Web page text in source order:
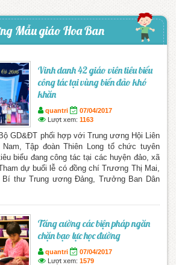
Mẫu giáo Hoa Ban
Vinh danh 42 giáo viên tiêu biểu
công tác tại vùng biển đảo khó
khăn
quantri
07/04/2017
Lượt xem: 1163
GD&ĐT phối hợp với Trung ương Hội Liên
Nam, Tập đoàn Thiên Long tổ chức tuyên
biểu đang công tác tại các huyện đảo, xã
dự buổi lễ có đồng chí Trương Thị Mai,
thư Trung ương Đảng, Trưởng Ban Dân
Tăng cường các biện pháp ngăn
chặn bạo lực học đường
quantri
07/04/2017
Lượt xem: 1579